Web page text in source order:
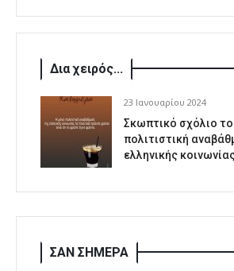
Δια χειρός...
23 Ιανουαρίου 2024
Σκωπτικό σχόλιο
πολιτιστική
ελληνικής
ΣΑΝ ΣΗΜΕΡΑ